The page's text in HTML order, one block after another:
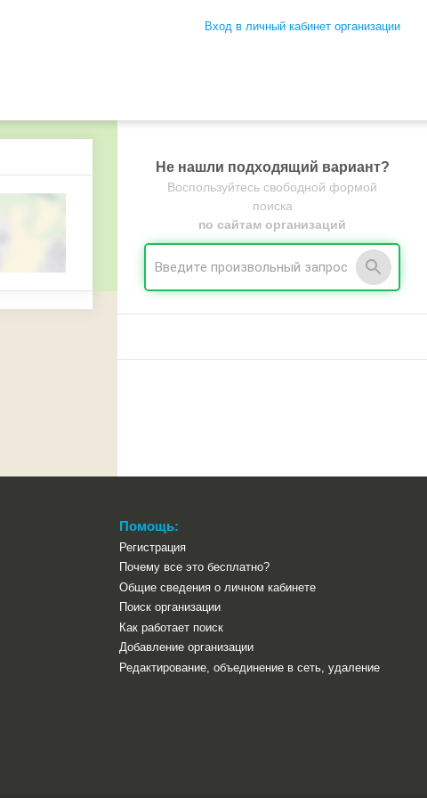
Вход в личный кабинет организации
Не нашли подходящий вариант?
Воспользуйтесь свободной формой
поиска
по сайтам организаций
Помощь:
Регистрация
Почему все это бесплатно?
Общие сведения о личном кабинете
Поиск организации
Как работает поиск
Добавление организации
Редактирование, объединение в сеть, удаление